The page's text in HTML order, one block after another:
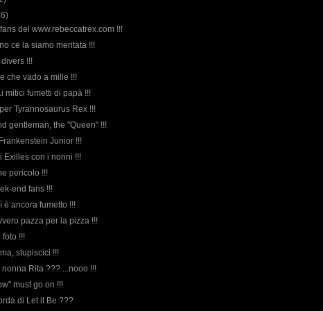
del www.rebeccatrex.com !!!
ce la siamo meritata !!!
!!!
che vado a mille !!!
mitici fumetti di papà !!!
Tyrannosaurus Rex !!!
gentleman, the "Queen" !!!
Junior !!!
Exilles con i nonni !!!
pericolo !!!
end fans !!!
è ancora fumetto !!!
pazza per la pizza !!!
foto !!!
stupiscici !!!
nonna Rita ??? ...nooo !!!
must go on !!!
di Let it Be ???